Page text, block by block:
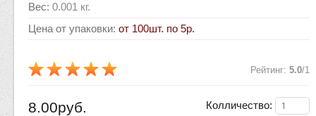
Вес: 0.001 кг.
Цена от упаковки: от 100шт. по 5р.
Рейтинг: 5.0/1
Колличество:
8.00руб.